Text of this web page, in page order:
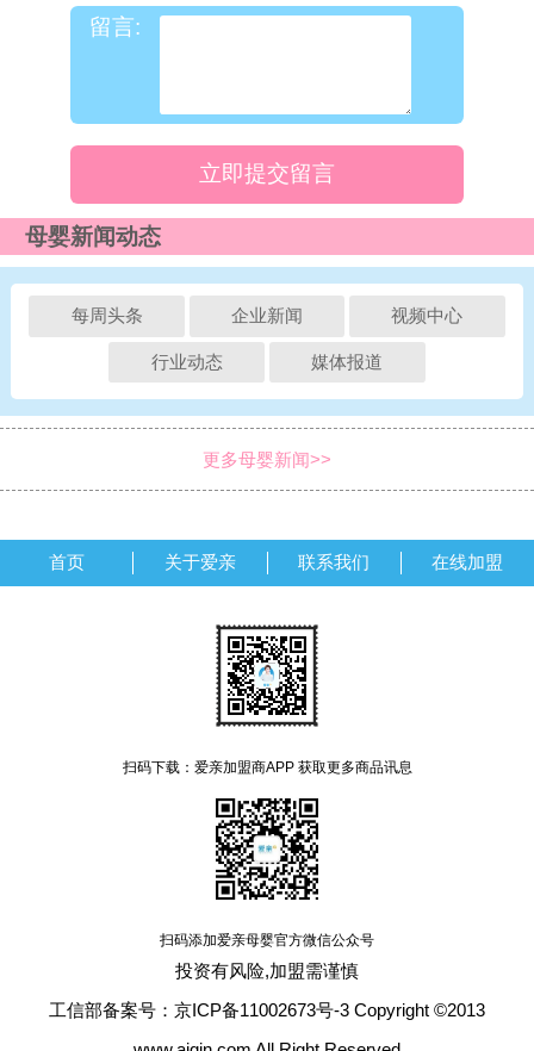
留言:
立即提交留言
母婴新闻动态
每周头条 企业新闻 视频中心
行业动态 媒体报道
更多母婴新闻>>
首页 关于爱亲 联系我们 在线加盟
扫码下载：爱亲加盟商APP 获取更多商品讯息
扫码添加爱亲母婴官方微信公众号
投资有风险,加盟需谨慎
工信部备案号：京ICP备11002673号-3 Copyright ©2013